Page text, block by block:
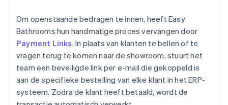
Om openstaande bedragen te innen, heeft Easy
Bathrooms hun handmatige proces vervangen door
Payment Links. In plaats van klanten te bellen of te
vragen terug te komen naar de showroom, stuurt het
team een beveiligde link per e-mail die gekoppeld is
aan de specifieke bestelling van elke klant in het ERP-
systeem. Zodra de klant heeft betaald, wordt de